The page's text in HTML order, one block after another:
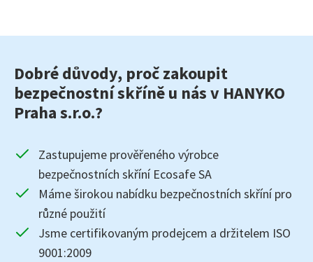
Dobré důvody, proč zakoupit
bezpečnostní skříně u nás v HANYKO
Praha s.r.o.?
Zastupujeme prověřeného výrobce
bezpečnostních skříní Ecosafe SA
Máme širokou nabídku bezpečnostních skříní pro
různé použití
Jsme certifikovaným prodejcem a držitelem ISO
9001:2009